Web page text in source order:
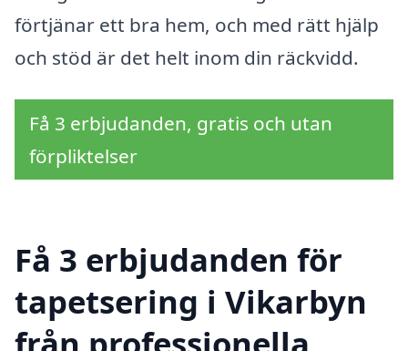
förtjänar ett bra hem, och med rätt hjälp
och stöd är det helt inom din räckvidd.
Få 3 erbjudanden, gratis och utan
förpliktelser
Få 3 erbjudanden för
tapetsering i Vikarbyn